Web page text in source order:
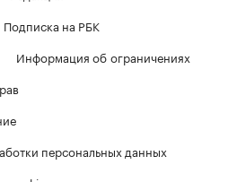
Подписка на РБК
Информация об ограничениях
персональных данных